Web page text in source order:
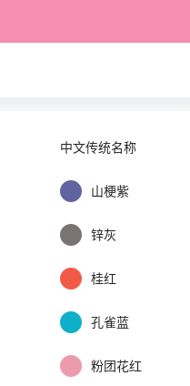
中文传统名称
山梗紫
锌灰
桂红
孔雀蓝
粉团花红